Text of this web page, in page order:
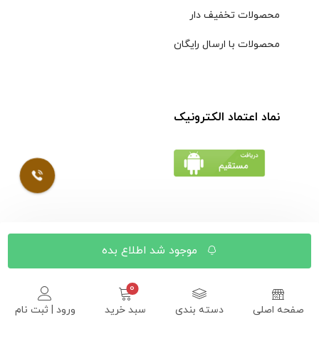
صفحه اصلی دسته بندی سبد خرید ورود | ثبت نام
محصولات تخفیف دار
محصولات با ارسال رایگان
نماد اعتماد الکترونیک
© کلیه حقوق مادی و معنوی محتویات سایت فروشگاه اینترنتی
موسوی محفوظ است |طراحی شده توسط ایلیاسیستم